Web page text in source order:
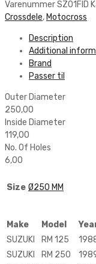
VarenummerSZ01FID
Crossdele, Motocross
Description
Additional
Brand
Passer til
Outer Diameter
250,00
Inside Diameter
119,00
No. Of Holes
6,00
Size Ø250 MM
Make Model
SUZUKI
RM 125
SUZUKI
RM 250